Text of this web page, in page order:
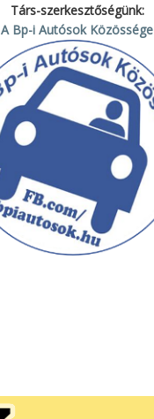
Társ-szerkesztőségünk:
A Bp-i Autósok Közössége